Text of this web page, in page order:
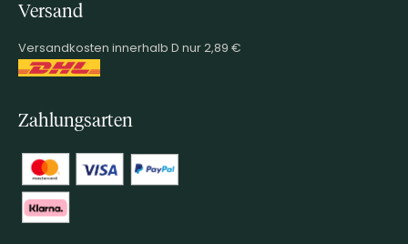
Versand
Versandkosten innerhalb D nur 2,89 €
Zahlungsarten